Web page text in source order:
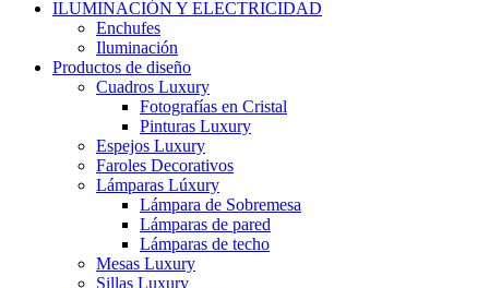
ILUMINACIÓN Y ELECTRICIDAD
Enchufes
Iluminación
Productos de diseño
Cuadros Luxury
Fotografías en Cristal
Pinturas Luxury
Espejos Luxury
Faroles Decorativos
Lámparas Lúxury
Lámpara de Sobremesa
Lámparas de pared
Lámparas de techo
Mesas Luxury
Sillas Luxury